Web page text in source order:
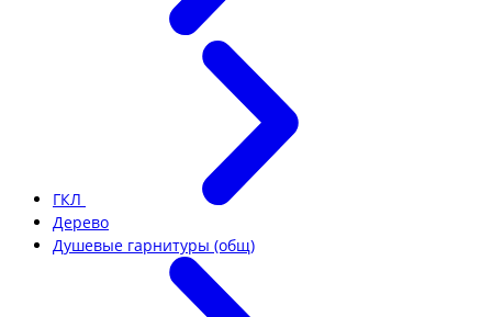
ГКЛ
Дерево
Душевые гарнитуры (общ)